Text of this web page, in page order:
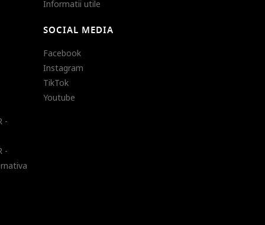
-
-
Informatii utile
SOCIAL MEDIA
Facebook
Instagram
TikTok
Youtube